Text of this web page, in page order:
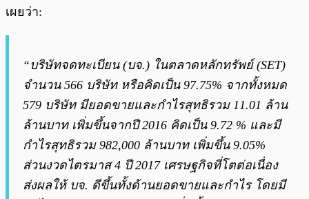
เผยว่า:
“บริษัทจดทะเบียน (บจ.) ในตลาดหลักทรัพย์ (SET)
จำนวน 566 บริษัท หรือคิดเป็น 97.75% จากทั้งหมด
579 บริษัท มียอดขายและกำไรสุทธิรวม 11.01 ล้าน
ล้านบาท เพิ่มขึ้นจากปี 2016 คิดเป็น 9.72 % และมี
กำไรสุทธิรวม 982,000 ล้านบาท เพิ่มขึ้น 9.05%
ส่วนงวดไตรมาส 4 ปี 2017 เศรษฐกิจที่โตต่อเนื่อง
ส่งผลให้ บจ. ดีขึ้นทั้งด้านยอดขายและกำไร โดยมี